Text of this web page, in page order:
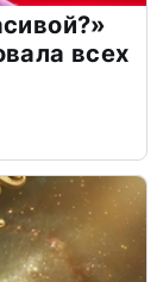
всех